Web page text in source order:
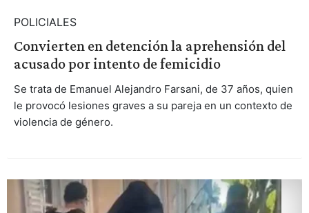
POLICIALES
Convierten en detención la aprehensión del
acusado por intento de femicidio
Se trata de Emanuel Alejandro Farsani, de 37 años, quien
le provocó lesiones graves a su pareja en un contexto de
violencia de género.